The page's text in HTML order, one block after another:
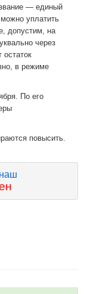
— единый
уплатить
допустим, на
через
в режиме
По его
повысить.